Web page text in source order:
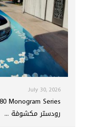
July 30, 2026
رودستر مكشوفة ...